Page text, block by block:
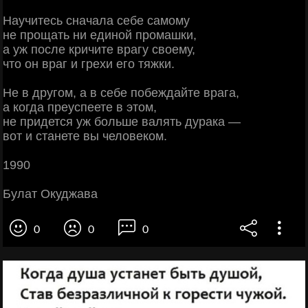
Научитесь сначала себе самому
не прощать ни единой промашки,
а уж после кричите врагу своему,
что он враг и грехи его тяжки.
Не в другом, а в себе побеждайте врага,
а когда преуспеете в этом,
не придется уж больше валять дурака —
вот и станете вы человеком.
1990
Булат Oкуджава
0 0 0